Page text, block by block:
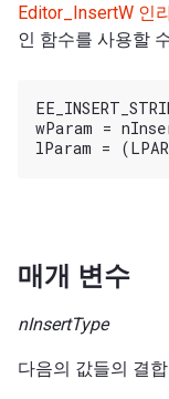
Editor_InsertW 인
인 함수를 사용할
wParam =
매개 변수
nInsertType
다음의 값들의 결